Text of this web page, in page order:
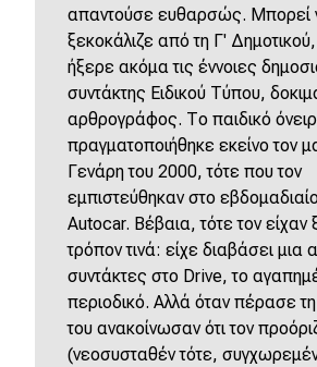
απαντούσε ευθαρσώς. Μπορεί
ξεκοκάλιζε από τη Γ'
ήξερε ακόμα τις έννοιες
συντάκτης Ειδικού Τύπου,
αρθρογράφος. Το παιδικό
πραγματοποιήθηκε εκείνο τον
Γενάρη του 2000, τότε που τον
εμπιστεύθηκαν στο
Autocar. Βέβαια, τότε τον είχαν
τρόπον τινά: είχε διαβάσει μια
συντάκτες στο Drive, το
περιοδικό. Αλλά όταν πέρασε
του ανακοίνωσαν ότι τον
(νεοσυσταθέν τότε,